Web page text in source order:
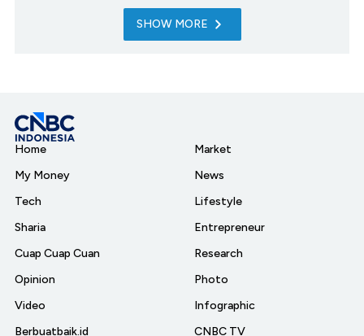
SHOW MORE
Home
My Money
Tech
Sharia
Cuap Cuap Cuan
Opinion
Video
Berbuatbaik.id
Market
News
Lifestyle
Entrepreneur
Research
Photo
Infographic
CNBC TV